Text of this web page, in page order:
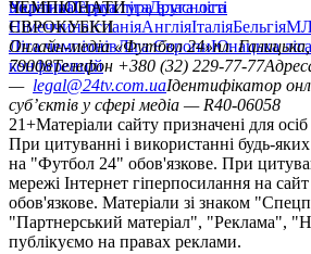
політикаСтруктура власності
УкраїнаПерша лігаДруга ліга
ЧЕМПІОНАТИ
НімеччинаІспаніяАнгліяІталіяБельгія
ЄВРОКУБКИ
Ліга чемпіонівЛіга ЄвропиЮнацька
конференцій
Онлайн-медіа «Футбол 24»пл.
79008Телефон +380 (32) 229-77-77
— legal@24tv.com.uaІдентифікатор
суб’єктів у сфері медіа — R40-06058
21+Матеріали сайту призначені для
При цитуванні і використанні будь-
на "Футбол 24" обов'язкове. При
мережі Інтернет гіперпосилання на сайт
обов'язкове. Матеріали зі знаком
"Партнерський матеріал", "Реклама",
публікуємо на правах реклами.